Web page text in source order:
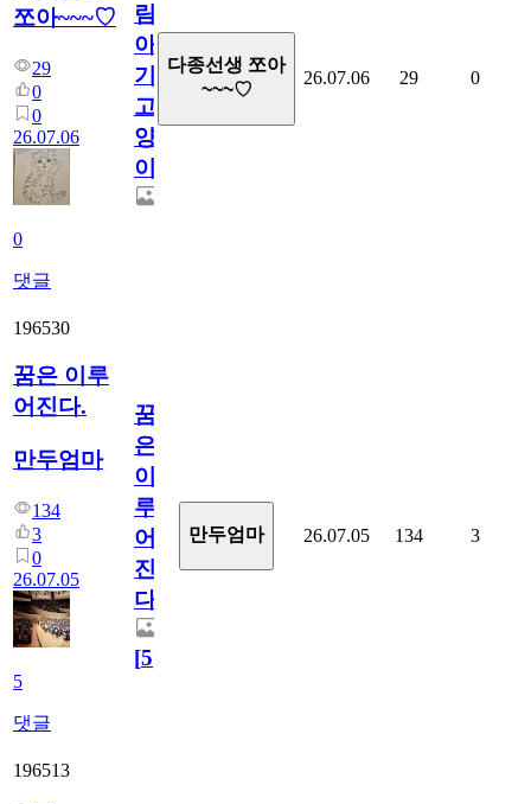
쪼아~~~♡
29
0
0
26.07.06
0
댓글
림...
아
기
고
양
이
다종선생 쪼아
~~~♡
26.07.06 29 0
196530
꿈은 이루
어진다.
만두엄마
134
3
0
26.07.05
5
댓글
꿈
은
이
루
어
진
다.
[5]
만두엄마 26.07.05 134 3
196513